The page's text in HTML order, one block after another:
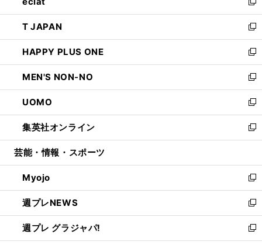
開
く
ド
ウ
で
開
く
ィ
ン
ド
ウ
で
開
く
い
ウ
ィ
ン
ド
ウ
で
開
く
新
し
い
ウ
ィ
ン
ド
ウ
で
開
く
T JAPAN
新
し
い
ウ
ィ
ン
ド
ウ
で
開
HAPPY PLUS ONE
新
し
い
ウ
ィ
ン
ド
ウ
開
く
MEN'S NON-NO
新
し
い
ウ
ィ
ン
ウ
で
開
く
UOMO
新
し
い
ウ
ン
ド
ウ
で
開
く
集英社オンライン
新
し
ウ
ィ
ン
ド
ウ
で
開
芸能・情報・スポーツ
Myojo
新
し
い
ウ
ィ
ン
週プレNEWS
新
し
い
ウ
週プレ グラジャパ!
新
し